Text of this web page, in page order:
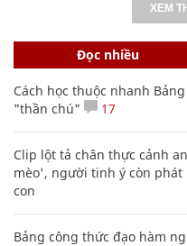
XEM
Đọc nhiều
Cách học thuộc nhanh
"thần chú"
17
Clip lột tả chân thực cảnh
mèo', người tinh ý còn
con
Bảng công thức đạo hàm